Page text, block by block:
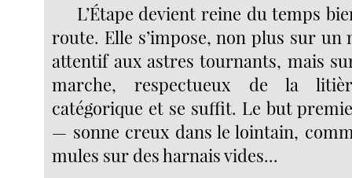
L’Étape devient reine du temps
route. Elle s’impose, non plus sur un
attentif aux astres tournants, mais
marche, respectueux de la
catégorique et se suffit. Le but
— sonne creux dans le lointain,
mules sur des harnais vides...